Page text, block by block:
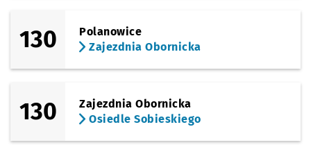
130
Polanowice
Zajezdnia Obornicka
130
Zajezdnia Obornicka
Osiedle Sobieskiego